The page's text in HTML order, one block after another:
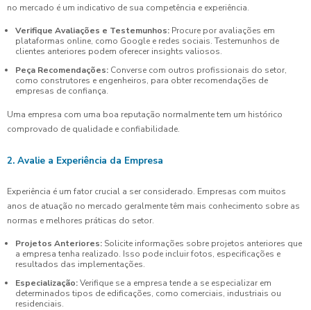
no mercado é um indicativo de sua competência e experiência.
Verifique Avaliações e Testemunhos: Procure por avaliações em
plataformas online, como Google e redes sociais. Testemunhos de
clientes anteriores podem oferecer insights valiosos.
Peça Recomendações: Converse com outros profissionais do setor,
como construtores e engenheiros, para obter recomendações de
empresas de confiança.
Uma empresa com uma boa reputação normalmente tem um histórico
comprovado de qualidade e confiabilidade.
2. Avalie a Experiência da Empresa
Experiência é um fator crucial a ser considerado. Empresas com muitos
anos de atuação no mercado geralmente têm mais conhecimento sobre as
normas e melhores práticas do setor.
Projetos Anteriores: Solicite informações sobre projetos anteriores que
a empresa tenha realizado. Isso pode incluir fotos, especificações e
resultados das implementações.
Especialização:Verifique se a empresa tende a se especializar em
determinados tipos de edificações, como comerciais, industriais ou
residenciais.